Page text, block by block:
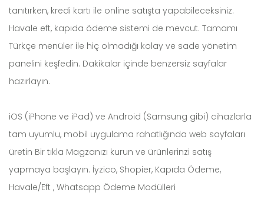
tanıtırken, kredi kartı ile online satışta yapabileceksiniz.
Havale eft, kapıda ödeme sistemi de mevcut. Tamamı
Türkçe menüler ile hiç olmadığı kolay ve sade yönetim
panelini keşfedin. Dakikalar içinde benzersiz sayfalar
hazırlayın.
iOS (iPhone ve iPad) ve Android (Samsung gibi) cihazlarla
tam uyumlu, mobil uygulama rahatlığında web sayfaları
üretin Bir tıkla Magzanızı kurun ve ürünlerinzi satış
yapmaya başlayın. İyzico, Shopier, Kapıda Ödeme,
Havale/Eft , Whatsapp Ödeme Modülleri